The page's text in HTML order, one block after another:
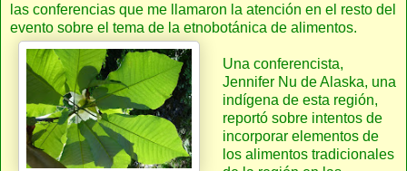
las conferencias que me llamaron la atención en el resto del
evento sobre el tema de la etnobotánica de alimentos.
Una conferencista,
Jennifer Nu de Alaska, una
indígena de esta región,
reportó sobre intentos de
incorporar elementos de
los alimentos tradicionales